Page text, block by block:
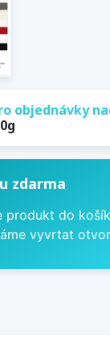
objednávky
zdarma
do
vyvrtat